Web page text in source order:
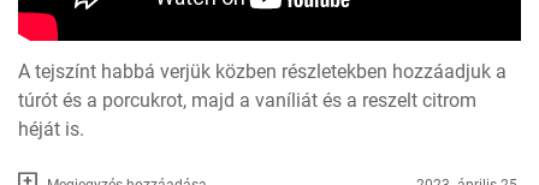
A tejszínt habbá verjük közben részletekben hozzáadjuk a
túrót és a porcukrot, majd a vaníliát és a reszelt citrom
héját is.